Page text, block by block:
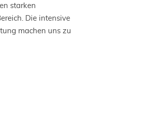
starken
Die intensive
machen uns zu